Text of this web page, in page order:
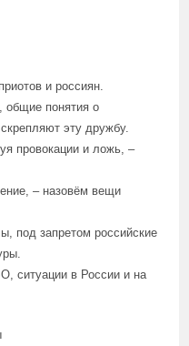
и россиян.
общие понятия о
эту дружбу.
провокации и ложь, –
– назовём вещи
под запретом российские
ситуации в России и на